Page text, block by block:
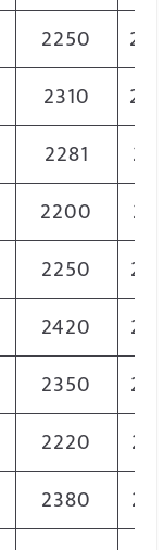
2250
2310
2281
2200
2250
2420
2350
2220
2380